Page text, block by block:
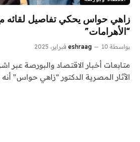
زاهي حواس يحكي تفاصيل
“الأهرامات”
بواسطة eshraag 10 فبراير، 2025
متابعات أخبار الاقتصاد والبورصة عبر
الآثار المصرية الدكتور “زاهي حواس”